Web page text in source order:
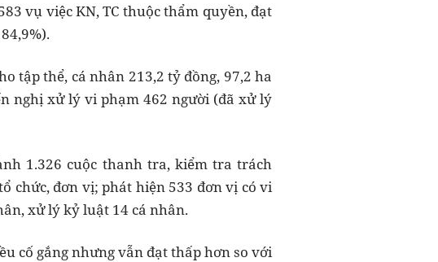
vụ việc KN, TC thuộc thẩm quyền, đạt
tập thể, cá nhân 213,2 tỷ đồng, 97,2 ha
nghị xử lý vi phạm 462 người (đã xử lý
1.326 cuộc thanh tra, kiểm tra trách
chức, đơn vị; phát hiện 533 đơn vị có vi
xử lý kỷ luật 14 cá nhân.
cố gắng nhưng vẫn đạt thấp hơn so với